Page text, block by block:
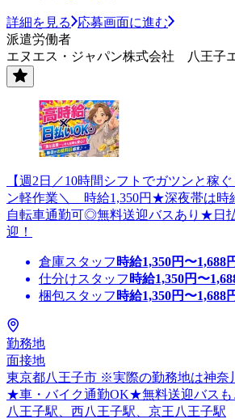
詳細を見る
応募画面に進む
派遣労働者
エヌエス・ジャパン株式会社 八王子
【週2日／10時間シフトでガツンと稼
ン軽作業＼ 時給1,350円★深夜帯は時
自転車通勤可◎無料送迎バスあり★日
迎！
倉庫スタッフ 時給1,350円〜1,688
仕分けスタッフ 時給1,350円〜
梱包スタッフ 時給1,350円〜1,688
勤務地
面接地
東京都八王子市 ※実際の勤務地は神奈
★車・バイク通勤OK★無料送迎バスも
八王子駅、西八王子駅、京王八王子駅